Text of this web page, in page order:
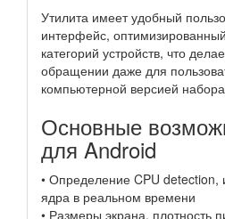
Утилита имеет удобный
интерфейс,
категорий устройств, что
обращении даже для
компьютерной версией
Основные
для Android
• Определение CPU detection,
ядра в реальном времени
• Размеры экрана, плотность